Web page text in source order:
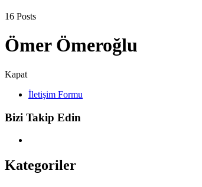
16 Posts
Ömer Ömeroğlu
Kapat
İletişim Formu
Bizi Takip Edin
Kategoriler